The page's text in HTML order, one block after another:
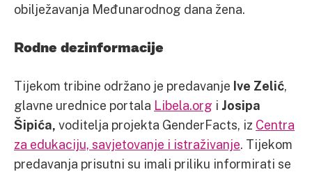
obilježavanja Međunarodnog dana žena.
Rodne dezinformacije
Tijekom tribine održano je predavanje Ive Zelić,
glavne urednice portala Libela.org i Josipa
Šipića, voditelja projekta GenderFacts, iz Centra
za edukaciju, savjetovanje i istraživanje. Tijekom
predavanja prisutni su imali priliku informirati se